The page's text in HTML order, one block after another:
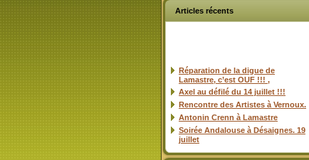
Articles récents
Réparation de la digue de
Lamastre, c’est OUF !!! ,
Axel au défilé du 14 juillet !!!
Rencontre des Artistes à Vernoux.
Antonin Crenn à Lamastre
Soirée Andalouse à Désaignes. 19
juillet